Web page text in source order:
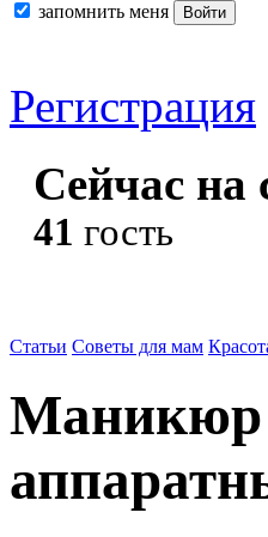
запомнить меня
Регистрация
Сейчас на
41 гость
Статьи Советы для мам
Маникюр